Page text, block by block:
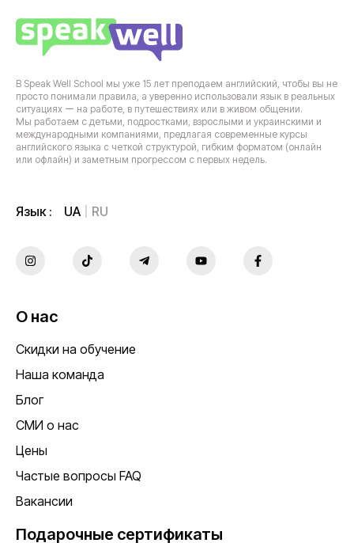
В Speak Well School мы уже 15 лет преподаем английский, чтобы вы не
просто понимали правила, а уверенно использовали язык в реальных
ситуациях ー на работе, в путешествиях или в живом общении.
Мы работаем с детьми, подростками, взрослыми и украинскими и
международными компаниями, предлагая современные курсы
английского языка с четкой структурой, гибким форматом (онлайн
или офлайн) и заметным прогрессом с первых недель.
Язык : UA RU
О нас
Скидки на обучение
Наша команда
Блог
СМИ о нас
Цены
Частые вопросы FAQ
Вакансии
Подарочные сертификаты